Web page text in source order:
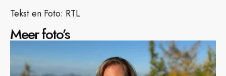
Tekst en Foto: RTL
Meer foto’s